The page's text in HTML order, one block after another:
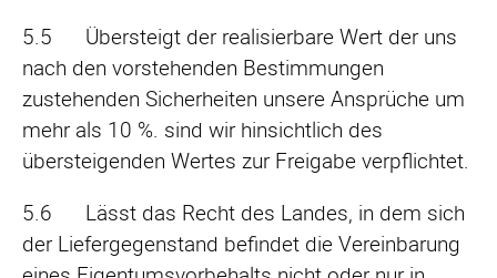
5.5 Übersteigt der realisierbare Wert der uns
nach den vorstehenden Bestimmungen
zustehenden Sicherheiten unsere Ansprüche um
mehr als 10 %. sind wir hinsichtlich des
übersteigenden Wertes zur Freigabe verpflichtet.
5.6 Lässt das Recht des Landes, in dem sich
der Liefergegenstand befindet die Vereinbarung